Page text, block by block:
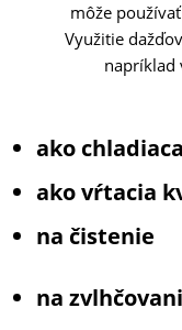
môže
Využitie
napríklad
ako
ako vŕtacia
na čistenie
na